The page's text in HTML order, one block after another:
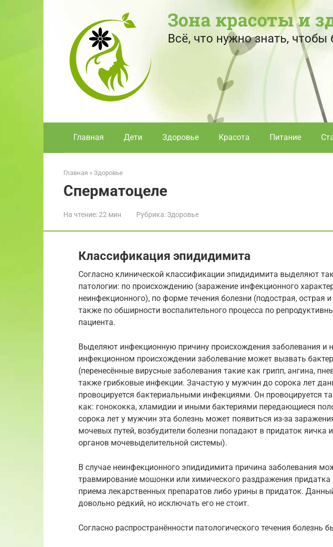
Зона красоты и
Всё, что нужно знать,
Главная Дети Здоровье Красота Питание
Главная » Здоровье
Сперматоцеле
На чтение:22 мин Рубрика:Здоровье
Классификация эпидидимита
Согласно клинической классификации эпидидимита выделяют
патологии: по происхождению (заражение инфекционного
неинфекционного), по форме течения болезни (подострая, острая
также по обширности воспалительного процесса по
пациента.
Выделяют инфекционную причину происхождения заболевания и
инфекционном происхождении заболевание может вызвать
(перенесённые вирусные заболевания такие как грипп, ангина,
также грибковые инфекции. Зачастую у мужчин до сорока лет
провоцируется бактериальными инфекциями. Он провоцируется
как: гонококка, хламидии и иными бактериями передающиеся
сорока лет у мужчин эта болезнь может появиться из-за
мочевых путей, возбудители болезни попадают в придаток яичка
органов мочевыделительной системы).
В случае неинфекционного эпидидимита причина заболевания
травмирование мошонки или химического раздражения придатка
приема лекарственных препаратов либо урины в придаток.
довольно редкий, но исключать его не стоит.
Согласно распространённости патологического течения болезнь